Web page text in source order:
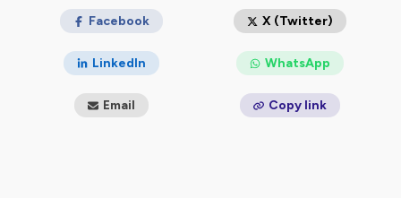
soft skills (communication, organisation, leadership…)
Des focus métiers
: découvrez les secteurs qui
recrutent, les métiers d’avenir et les parcours qui
Des clés concrètes
: pour tirer parti des
Facebook X (Twitter)
LinkedIn WhatsApp
Email Copy link